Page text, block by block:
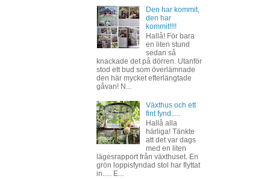
Den har kommit,
den har
kommit!!!!
Hallå! För bara
en liten stund
sedan så
knackade det på dörren. Utanför
stod ett bud som överlämnade
den här mycket efterlängtade
gåvan! N...
Växthus och ett
fint fynd.....
Hallå alla
härliga! Tänkte
att det var dags
med en liten
lägesrapport från växthuset. En
grön loppisfyndad stol har flyttat
in..... E...